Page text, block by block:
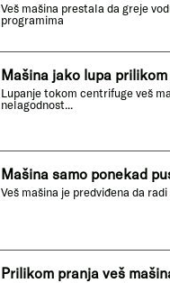
Veš mašina prestala da greje
programima
Mašina jako lupa
Lupanje tokom centrifuge veš
nelagodnost...
Mašina samo ponekad
Veš mašina je predviđena da
Prilikom pranja veš